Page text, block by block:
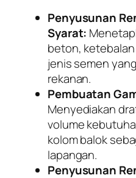
Penyusunan
Syarat:
beton,
jenis semen
rekanan.
Pembuatan
Menyediakan
volume
kolom balok
lapangan.
Penyusunan